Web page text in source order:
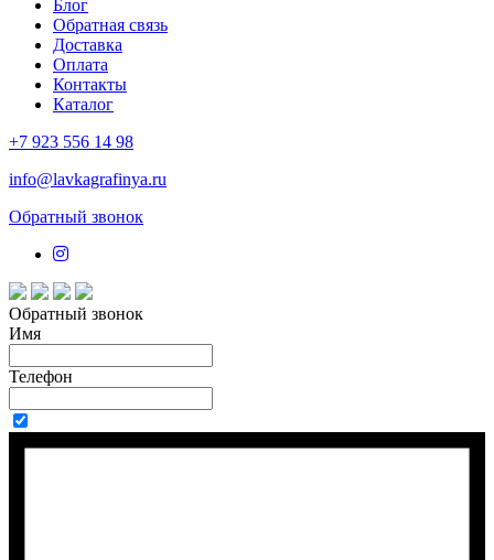
Блог
Обратная связь
Доставка
Оплата
Контакты
Каталог
+7 923 556 14 98
info@lavkagrafinya.ru
Обратный звонок
Обратный звонок
Имя
Телефон